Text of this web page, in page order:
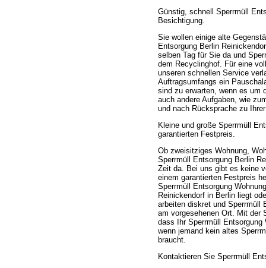
Günstig, schnell Sperrmüll
Besichtigung.
Sie wollen einige alte
Entsorgung Berlin
selben Tag für Sie da und
dem Recyclinghof. Für eine
unseren schnellen Service
Auftragsumfangs ein
sind zu erwarten, wenn es um
auch andere Aufgaben, wie
und nach Rücksprache zu
Kleine und große Sperrmüll
garantierten Festpreis.
Ob zweisitziges Wohnung,
Sperrmüll Entsorgung Berlin
Zeit da. Bei uns gibt es keine
einem garantierten Festpreis
Sperrmüll Entsorgung
Reinickendorf in Berlin liegt
arbeiten diskret und Sperrmüll
am vorgesehenen Ort. Mit der
dass Ihr Sperrmüll
wenn jemand kein altes
braucht.
Kontaktieren Sie Sperrmüll